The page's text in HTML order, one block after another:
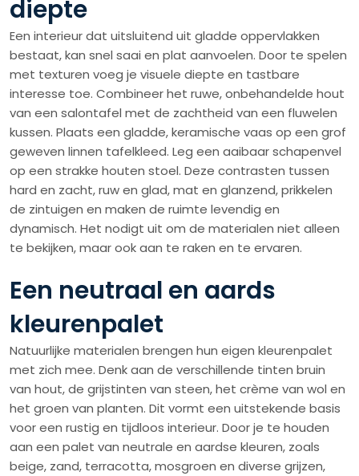
diepte
Een interieur dat uitsluitend uit gladde oppervlakken
bestaat, kan snel saai en plat aanvoelen. Door te spelen
met texturen voeg je visuele diepte en tastbare
interesse toe. Combineer het ruwe, onbehandelde hout
van een salontafel met de zachtheid van een fluwelen
kussen. Plaats een gladde, keramische vaas op een grof
geweven linnen tafelkleed. Leg een aaibaar schapenvel
op een strakke houten stoel. Deze contrasten tussen
hard en zacht, ruw en glad, mat en glanzend, prikkelen
de zintuigen en maken de ruimte levendig en
dynamisch. Het nodigt uit om de materialen niet alleen
te bekijken, maar ook aan te raken en te ervaren.
Een neutraal en aards
kleurenpalet
Natuurlijke materialen brengen hun eigen kleurenpalet
met zich mee. Denk aan de verschillende tinten bruin
van hout, de grijstinten van steen, het crème van wol en
het groen van planten. Dit vormt een uitstekende basis
voor een rustig en tijdloos interieur. Door je te houden
aan een palet van neutrale en aardse kleuren, zoals
beige, zand, terracotta, mosgroen en diverse grijzen,